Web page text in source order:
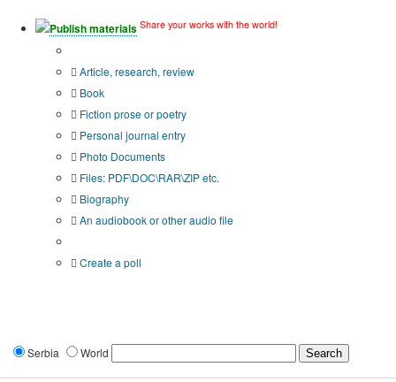
Publish materials Share your works with the world!
Article, research, review
Book
Fiction prose or poetry
Personal journal entry
Photo Documents
Files: PDF\DOC\RAR\ZIP etc.
Biography
An audiobook or other audio file
Create a poll
Serbia World